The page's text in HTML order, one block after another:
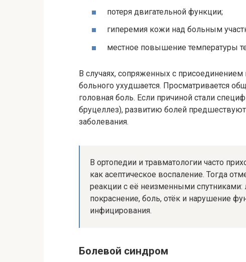
потеря двигательной функции;
гиперемия кожи над больным
местное повышение температуры
В случаях, сопряженных с
больного ухудшается. Просматривается
головная боль. Если причиной стали
бруцеллез), развитию болей
заболевания.
В ортопедии и травматологии часто
как асептическое воспаление. Тогда
реакции с её неизменными
покраснение, боль, отёк и нарушение
инфицирования.
Болевой синдром